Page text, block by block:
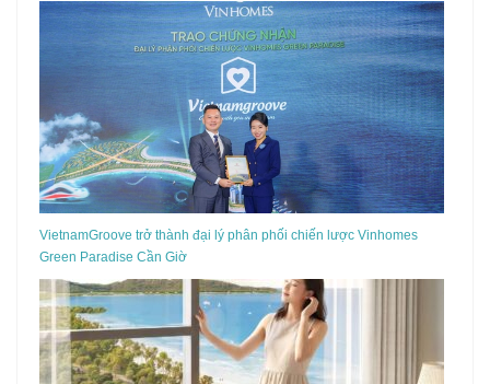
VietnamGroove trở thành đại lý phân phối chiến lược Vinhomes
Green Paradise Cần Giờ